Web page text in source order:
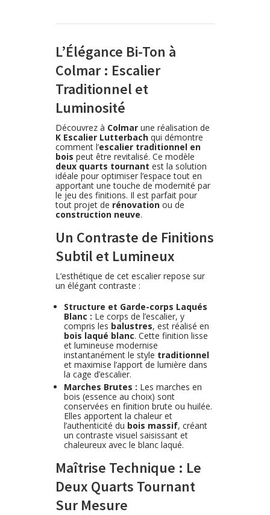
L’Élégance Bi-Ton à
Colmar : Escalier
Traditionnel et
Luminosité
Découvrez à Colmar une réalisation de
K Escalier Lutterbach qui démontre
comment l’escalier traditionnel en
bois peut être revitalisé. Ce modèle
deux quarts tournant est la solution
idéale pour optimiser l’espace tout en
apportant une touche de modernité par
le jeu des finitions. Il est parfait pour
tout projet de rénovation ou de
construction neuve.
Un Contraste de Finitions
Subtil et Lumineux
L’esthétique de cet escalier repose sur
un élégant contraste :
Structure et Garde-corps Laqués
Blanc : Le corps de l’escalier, y
compris les balustres, est réalisé en
bois laqué blanc. Cette finition lisse
et lumineuse modernise
instantanément le style traditionnel
et maximise l’apport de lumière dans
la cage d’escalier.
Marches Brutes : Les marches en
bois (essence au choix) sont
conservées en finition brute ou huilée.
Elles apportent la chaleur et
l’authenticité du bois massif, créant
un contraste visuel saisissant et
chaleureux avec le blanc laqué.
Maîtrise Technique : Le
Deux Quarts Tournant
Sur Mesure